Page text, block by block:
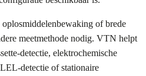
of brede
meetmethode nodig. VTN helpt
detectie, elektrochemische
detectie of stationaire